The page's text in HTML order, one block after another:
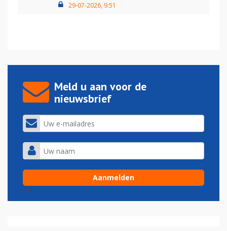
29-07-2026, 9:51
Meld u aan voor de
nieuwsbrief